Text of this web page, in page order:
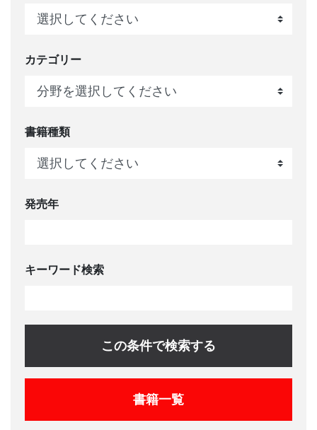
カテゴリー
書籍種類
発売年
キーワード検索
この条件で検索する
書籍一覧